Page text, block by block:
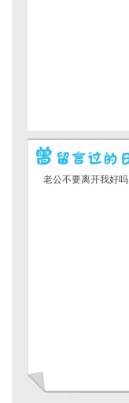
老公不要离开我好吗